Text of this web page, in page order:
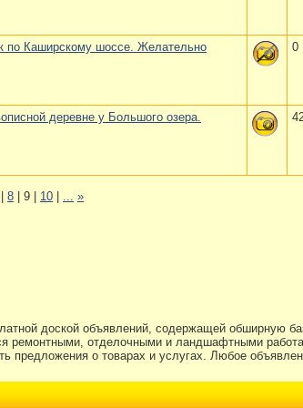
по Каширскому шоссе. Желательно 0
деревне у Большого озера.
8 | 9 | 10 ... »
доской объявлений, содержащей обширную
отделочными и ландшафтными
предложения о товарах и услугах. Любое